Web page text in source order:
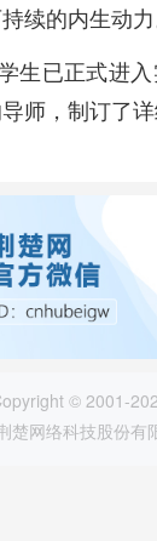
续的内生动力
生已正式进
师，制订了详
© 2001-
楚网络科技股份有